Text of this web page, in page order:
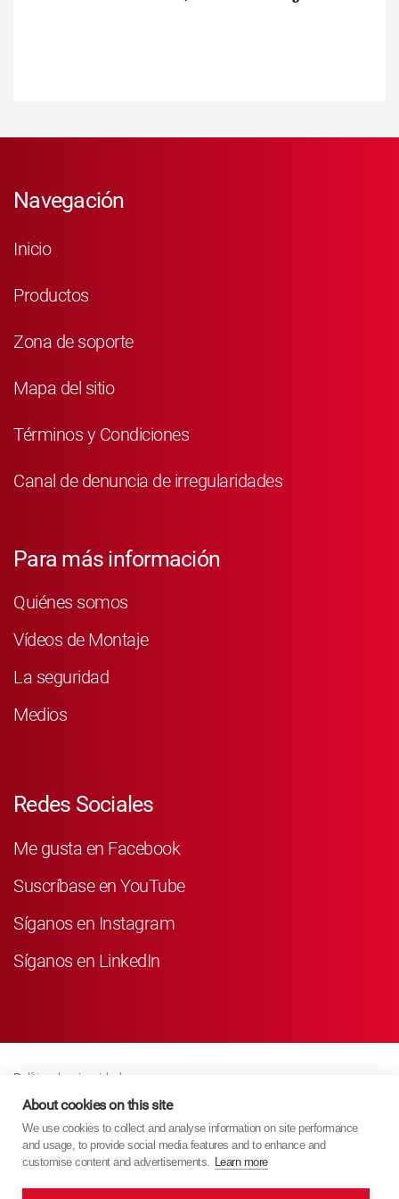
Navegación
Inicio
Productos
Zona de soporte
Mapa del sitio
Términos y Condiciones
Canal de denuncia de irregularidades
Para más información
Quiénes somos
Vídeos de Montaje
La seguridad
Medios
Redes Sociales
Me gusta en Facebook
Suscríbase en YouTube
Síganos en Instagram
Síganos en LinkedIn
Política de privacidad
Business Partner Privacy
Política De Cookies
Modern Slavery Act Policy
About cookies on this site
We use cookies to collect and analyse information on site performance
and usage, to provide social media features and to enhance and
customise content and advertisements. Learn more